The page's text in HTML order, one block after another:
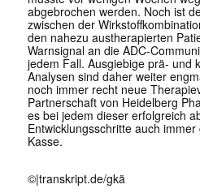
abgebrochen werden. Noch ist
zwischen der
den nahezu austherapierten
Warnsignal an die ADC-
jedem Fall. Ausgiebige prä- und
Analysen sind daher weiter
noch immer recht neue
Partnerschaft von Heidelberg
es bei jedem dieser erfolgreich
Entwicklungsschritte auch
Kasse.
©|transkript.de/gkä